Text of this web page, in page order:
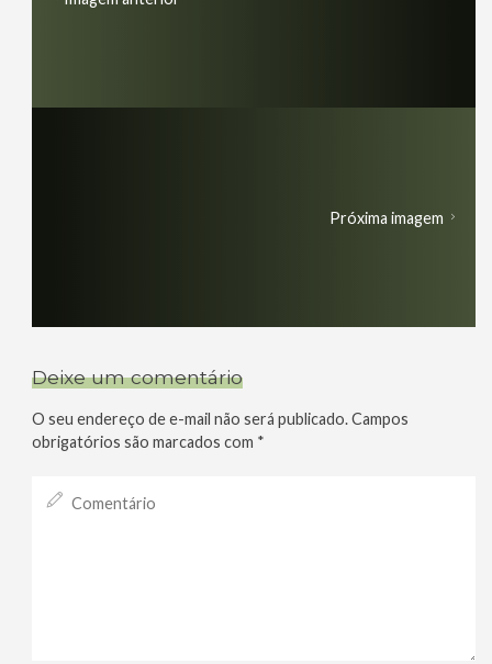
Próxima imagem
Deixe um comentário
O seu endereço de e-mail não será publicado. Campos
obrigatórios são marcados com *